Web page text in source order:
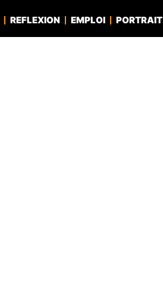
REFLEXION EMPLOI PORTRAIT